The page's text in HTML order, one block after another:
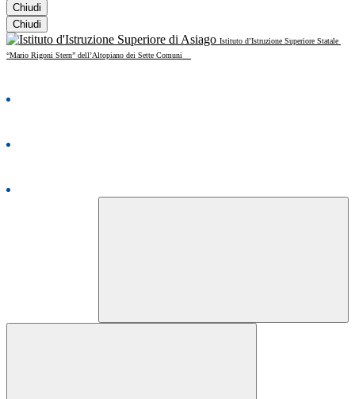
Chiudi
Chiudi
Istituto d’Istruzione Superiore Statale
“Mario Rigoni Stern” dell’Altopiano dei Sette Comuni